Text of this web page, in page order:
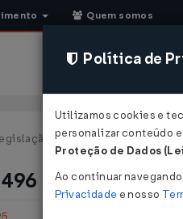
Quem somos
Federal
DE 05/09/2025
Política de
Utilizamos cookies e
personalizar conteúdo
Proteção de Dados
Ao continuar
Privacidade e nosso